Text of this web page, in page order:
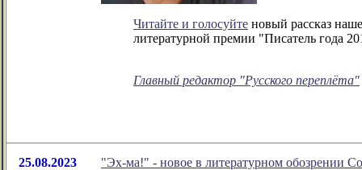
Читайте и голосуйте новый рассказ
литературной премии "Писатель года
Главный редактор "Русского переплёта"
25.08.2023 "Эх-ма!" - новое в литературном обозрении